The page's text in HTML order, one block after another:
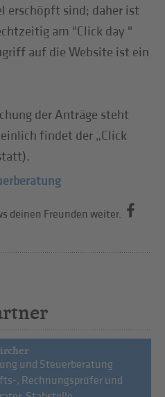
erschöpft sind; daher ist
am "Click day "
auf die Website ist ein
der Anträge steht
findet der „Click
deinen Freunden weiter.
und Steuerberatung
, Rechnungsprüfer und